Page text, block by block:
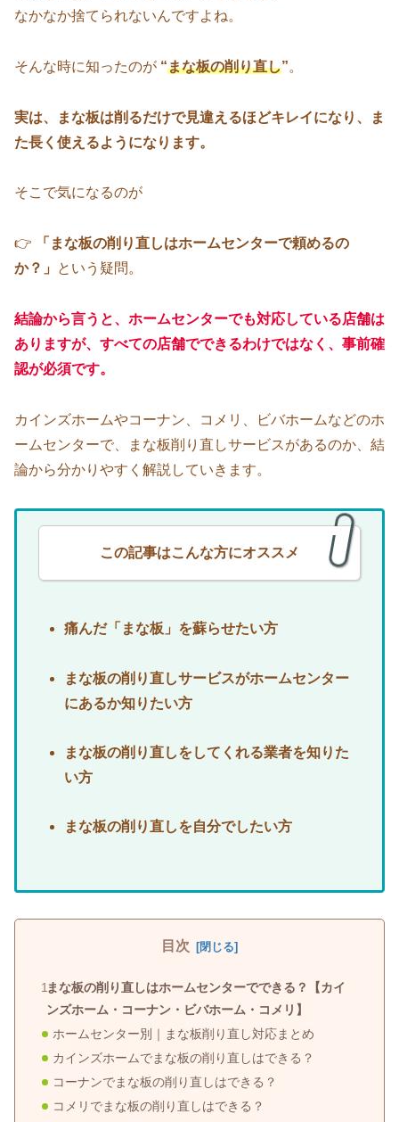
なかなか捨てられないんですよね。
そんな時に知ったのが “まな板の削り直し”。
実は、まな板は削るだけで見違えるほどキレイになり、ま
た長く使えるようになります。
そこで気になるのが
👉
「まな板の削り直しはホームセンターで頼めるの
か？」 という疑問。
結論から言うと、ホームセンターでも対応している店舗は
ありますが、すべての店舗でできるわけではなく、事前確
認が必須です。
カインズホームやコーナン、コメリ、ビバホームなどのホ
ームセンターで、まな板削り直しサービスがあるのか、結
論から分かりやすく解説していきます。
この記事はこんな方にオススメ
痛んだ「まな板」を蘇らせたい方
まな板の削り直しサービスがホームセンター
にあるか知りたい方
まな板の削り直しをしてくれる業者を知りた
い方
まな板の削り直しを自分でしたい方
目次
まな板の削り直しはホームセンターでできる？【カイ
ンズホーム・コーナン・ビバホーム・コメリ】
ホームセンター別｜まな板削り直し対応まとめ
カインズホームでまな板の削り直しはできる？
コーナンでまな板の削り直しはできる？
コメリでまな板の削り直しはできる？